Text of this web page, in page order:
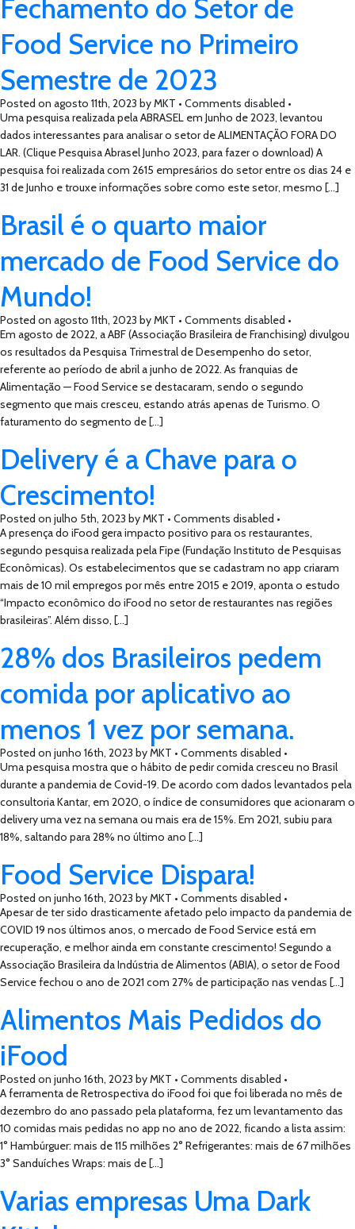
Fechamento do Setor de
Food Service no Primeiro
Semestre de 2023
Posted on agosto 11th, 2023 byMKT • Comments disabled •
Uma pesquisa realizada pela ABRASEL em Junho de 2023, levantou
dados interessantes para analisar o setor de ALIMENTAÇÃO FORA DO
LAR. (Clique Pesquisa Abrasel Junho 2023, para fazer o download) A
pesquisa foi realizada com 2615 empresários do setor entre os dias 24 e
31 de Junho e trouxe informações sobre como este setor, mesmo […]
Brasil é o quarto maior
mercado de Food Service do
Mundo!
Posted on agosto 11th, 2023 byMKT • Comments disabled •
Em agosto de 2022, a ABF (Associação Brasileira de Franchising) divulgou
os resultados da Pesquisa Trimestral de Desempenho do setor,
referente ao período de abril a junho de 2022. As franquias de
Alimentação — Food Service se destacaram, sendo o segundo
segmento que mais cresceu, estando atrás apenas de Turismo. O
faturamento do segmento de […]
Delivery é a Chave para o
Crescimento!
Posted on julho 5th, 2023 byMKT • Comments disabled •
A presença do iFood gera impacto positivo para os restaurantes,
segundo pesquisa realizada pela Fipe (Fundação Instituto de Pesquisas
Econômicas). Os estabelecimentos que se cadastram no app criaram
mais de 10 mil empregos por mês entre 2015 e 2019, aponta o estudo
“Impacto econômico do iFood no setor de restaurantes nas regiões
brasileiras”. Além disso, […]
28% dos Brasileiros pedem
comida por aplicativo ao
menos 1 vez por semana.
Posted on junho 16th, 2023 byMKT • Comments disabled •
Uma pesquisa mostra que o hábito de pedir comida cresceu no Brasil
durante a pandemia de Covid-19. De acordo com dados levantados pela
consultoria Kantar, em 2020, o índice de consumidores que acionaram o
delivery uma vez na semana ou mais era de 15%. Em 2021, subiu para
18%, saltando para 28% no último ano […]
Food Service Dispara!
Posted on junho 16th, 2023 byMKT • Comments disabled •
Apesar de ter sido drasticamente afetado pelo impacto da pandemia de
COVID 19 nos últimos anos, o mercado de Food Service está em
recuperação, e melhor ainda em constante crescimento! Segundo a
Associação Brasileira da Indústria de Alimentos (ABIA), o setor de Food
Service fechou o ano de 2021 com 27% de participação nas vendas […]
Alimentos Mais Pedidos do
iFood
Posted on junho 16th, 2023 byMKT • Comments disabled •
A ferramenta de Retrospectiva do iFood foi que foi liberada no mês de
dezembro do ano passado pela plataforma, fez um levantamento das
10 comidas mais pedidas no app no ano de 2022, ficando a lista assim:
1° Hambúrguer: mais de 115 milhões 2° Refrigerantes: mais de 67 milhões
3° Sanduíches Wraps: mais de […]
Varias empresas Uma Dark